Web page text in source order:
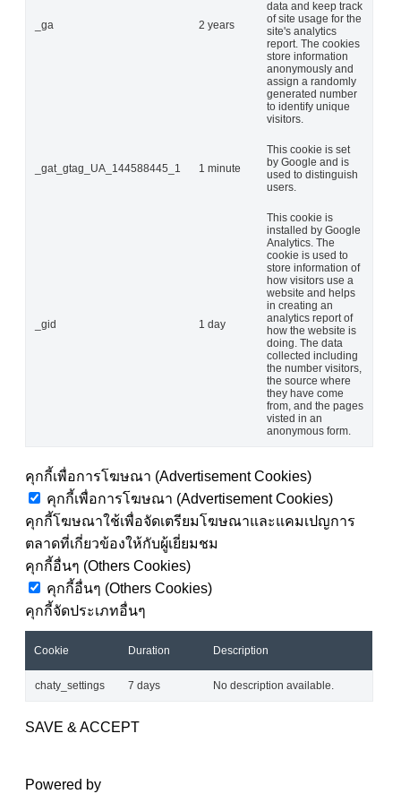
_ga 2 years
data and keep track
of site usage for the
site's analytics
report. The cookies
store information
anonymously and
assign a randomly
generated number
to identify unique
visitors.
_gat_gtag_UA_144588445_1 1 minute
This cookie is set
by Google and is
used to distinguish
users.
_gid 1 day
This cookie is
installed by Google
Analytics. The
cookie is used to
store information of
how visitors use a
website and helps
in creating an
analytics report of
how the website is
doing. The data
collected including
the number visitors,
the source where
they have come
from, and the pages
visted in an
anonymous form.
คุกกี้เพื่อการโฆษณา (Advertisement Cookies)
คุกกี้เพื่อการโฆษณา (Advertisement Cookies)
คุกกี้โฆษณาใช้เพื่อจัดเตรียมโฆษณาและแคมเปญการ
ตลาดที่เกี่ยวข้องให้กับผู้เยี่ยมชม
คุกกี้อื่นๆ (Others Cookies)
คุกกี้อื่นๆ (Others Cookies)
คุกกี้จัดประเภทอื่นๆ
Cookie Duration Description
chaty_settings 7 days No description available.
SAVE & ACCEPT
Powered by